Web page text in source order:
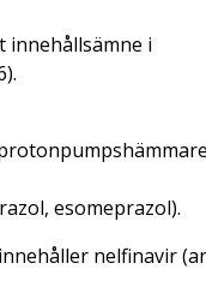
innehållsämne i
esomeprazol).
nelfinavir